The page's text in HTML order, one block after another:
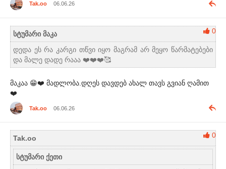
Tak.oo 06.06.26
0
სტუმარი მაკა
დედა ეს რა კარგი თწვი იყო მაგრამ არ მეყო წარმატებები
და მალე დადე რააა ❤️❤️❤️🥰
მაკაა 😁❤️ მადლობა.დღეს დავდებ ახალ თავს გვიან ღამით
❤️
Tak.oo 06.06.26
0
Tak.oo
სტუმარი ქეთი